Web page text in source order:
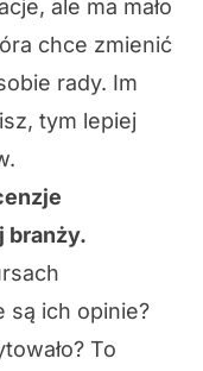
ale ma mało
chce zmienić
rady. Im
tym lepiej
branży.
są ich opinie?
To